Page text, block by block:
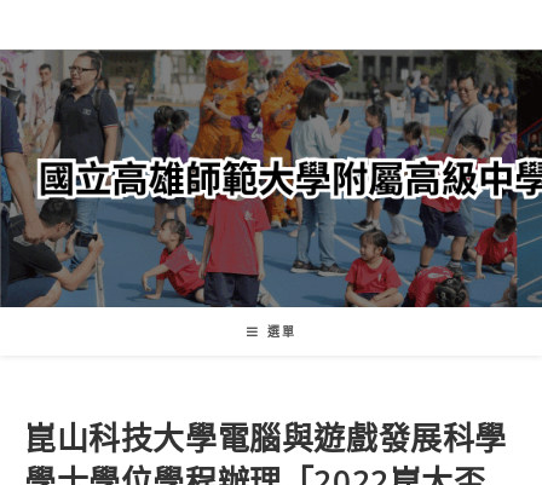
轉
至
主
內
容
選單
崑山科技大學電腦與遊戲發展科學